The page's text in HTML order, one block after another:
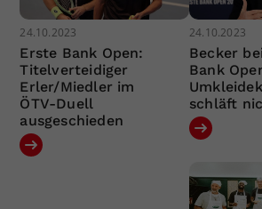
24.10.2023
Erste Bank Open:
Titelverteidiger
Erler/Miedler im
ÖTV-Duell
ausgeschieden
24.10.2023
Becker
Bank
schläft